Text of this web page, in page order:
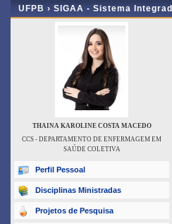
UFPB › SIGAA - Sistema
THAINA KAROLINE COSTA MACEDO
CCS - DEPARTAMENTO DE ENFERMAGEM EM
SAÚDE COLETIVA
Perfil Pessoal
Disciplinas Ministradas
Projetos de Pesquisa